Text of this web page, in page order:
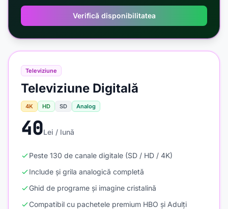
Televiziune
Televiziune Digitală
4K HD SD Analog
40Lei / lună
Peste 130 de canale digitale (SD / HD / 4K)
Include și grila analogică completă
Ghid de programe și imagine cristalină
Compatibil cu pachetele premium HBO și Adulți
Verifică disponibilitatea